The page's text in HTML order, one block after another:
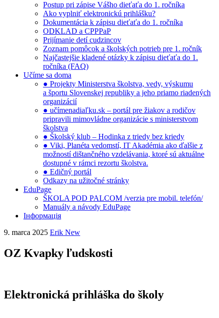
Postup pri zápise Vášho dieťaťa do 1. ročníka
Ako vyplniť elektronickú prihlášku?
Dokumentácia k zápisu dieťaťa do 1. ročníka
ODKLAD a CPPPaP
Prijímanie detí cudzincov
Zoznam pomôcok a školských potrieb pre 1. ročník
Najčastejšie kladené otázky k zápisu dieťaťa do 1.
ročníka (FAQ)
Učíme sa doma
● Projekty Ministerstva školstva, vedy, výskumu
a športu Slovenskej republiky a jeho priamo riadených
organizácií
● učímenadiaľku.sk – portál pre žiakov a rodičov
pripravili mimovládne organizácie s ministerstvom
školstva
● Školský klub – Hodinka z triedy bez kriedy
● Viki, Planéta vedomstí, IT Akadémia ako ďalšie z
možností dištančného vzdelávania, ktoré sú aktuálne
dostupné v rámci rezortu školstva.
● Edičný portál
Odkazy na užitočné stránky
EduPage
ŠKOLA POD PALCOM /verzia pre mobil. telefón/
Manuály a návody EduPage
Інформація
9. marca 2025 Erik New
OZ Kvapky ľudskosti
Elektronická prihláška do školy